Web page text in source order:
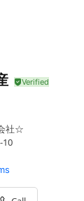
社☆
10